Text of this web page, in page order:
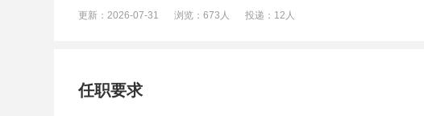
更新：2026-07-31 浏览：673人 投递： 12人
任职要求